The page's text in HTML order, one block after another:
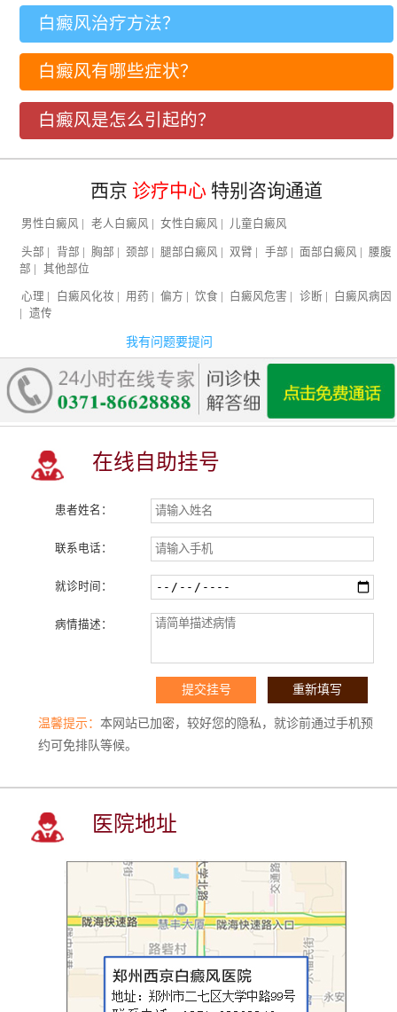
白癜风治疗方法？
白癜风有哪些症状？
白癜风是怎么引起的？
西京 诊疗中心 特别咨询通道
男性白癜风 | 老人白癜风 | 女性白癜风 | 儿童白癜风
头部 | 背部 | 胸部 | 颈部 | 腿部白癜风 | 双臂 | 手部 | 面部白癜风 |
腰腹
部 | 其他部位
心理 白癜风化妆 用药 偏方 饮食 白癜风危害 诊断
白癜风病因
遗传
我有问题要提问
在线自助挂号
患者姓名：
联系电话：
就诊时间：
病情描述：
温馨提示：本网站已加密，较好您的隐私，就诊前通过手机预
约可免排队等候。
医院地址